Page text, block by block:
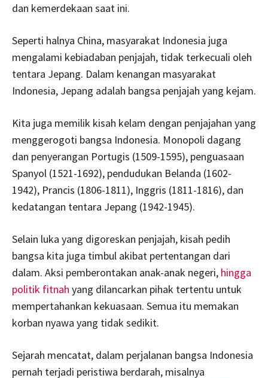
dan kemerdekaan saat ini.
Seperti halnya China, masyarakat Indonesia juga
mengalami kebiadaban penjajah, tidak terkecuali oleh
tentara Jepang. Dalam kenangan masyarakat
Indonesia, Jepang adalah bangsa penjajah yang kejam.
Kita juga memilik kisah kelam dengan penjajahan yang
menggerogoti bangsa Indonesia. Monopoli dagang
dan penyerangan Portugis (1509-1595), penguasaan
Spanyol (1521-1692), pendudukan Belanda (1602-
1942), Prancis (1806-1811), Inggris (1811-1816), dan
kedatangan tentara Jepang (1942-1945).
Selain luka yang digoreskan penjajah, kisah pedih
bangsa kita juga timbul akibat pertentangan dari
dalam. Aksi pemberontakan anak-anak negeri, hingga
politik fitnah yang dilancarkan pihak tertentu untuk
mempertahankan kekuasaan. Semua itu memakan
korban nyawa yang tidak sedikit.
Sejarah mencatat, dalam perjalanan bangsa Indonesia
pernah terjadi peristiwa berdarah, misalnya